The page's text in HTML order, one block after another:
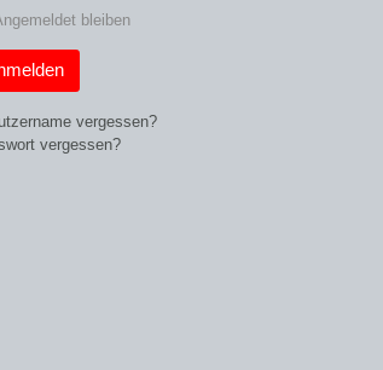
bleiben
vergessen?
vergessen?